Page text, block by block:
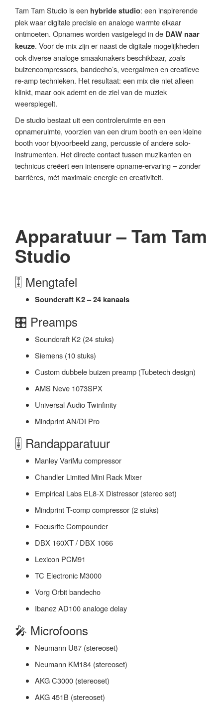
Tam Tam Studio is een hybride studio: een inspirerende
plek waar digitale precisie en analoge warmte elkaar
ontmoeten. Opnames worden vastgelegd in de DAW naar
keuze. Voor de mix zijn er naast de digitale mogelijkheden
ook diverse analoge smaakmakers beschikbaar, zoals
buizencompressors, bandecho’s, veergalmen en creatieve
re-amp technieken. Het resultaat: een mix die niet alleen
klinkt, maar ook ademt en de ziel van de muziek
weerspiegelt.
De studio bestaat uit een controleruimte en een
opnameruimte, voorzien van een drum booth en een kleine
booth voor bijvoorbeeld zang, percussie of andere solo-
instrumenten. Het directe contact tussen muzikanten en
technicus creëert een intensere opname-ervaring – zonder
barrières, mét maximale energie en creativiteit.
Apparatuur – Tam Tam
Studio
🎚️ Mengtafel
Soundcraft K2 – 24 kanaals
🎛️ Preamps
Soundcraft K2 (24 stuks)
Siemens (10 stuks)
Custom dubbele buizen preamp (Tubetech design)
AMS Neve 1073SPX
Universal Audio Twinfinity
Mindprint AN/DI Pro
🎚️ Randapparatuur
Manley VariMu compressor
Chandler Limited Mini Rack Mixer
Empirical Labs EL8-X Distressor (stereo set)
Mindprint T-comp compressor (2 stuks)
Focusrite Compounder
DBX 160XT / DBX 1066
Lexicon PCM91
TC Electronic M3000
Vorg Orbit bandecho
Ibanez AD100 analoge delay
🎤 Microfoons
Neumann U87 (stereoset)
Neumann KM184 (stereoset)
AKG C3000 (stereoset)
AKG 451B (stereoset)